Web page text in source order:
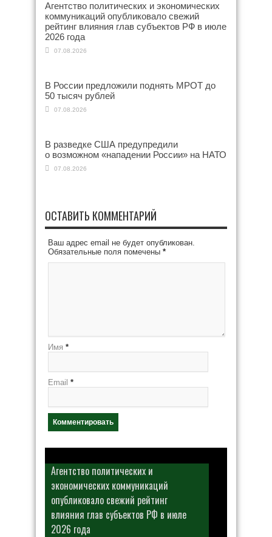
Агентство политических и экономических
коммуникаций опубликовало свежий
рейтинг влияния глав субъектов РФ в июле
2026 года
07.08.2026
В России предложили поднять МРОТ до
50 тысяч рублей
07.08.2026
В разведке США предупредили
о возможном «нападении России» на НАТО
07.08.2026
ОСТАВИТЬ КОММЕНТАРИЙ
Ваш адрес email не будет опубликован.
Обязательные поля помечены *
Имя *
Email *
Агентство политических и
экономических коммуникаций
опубликовало свежий рейтинг
влияния глав субъектов РФ в июле
2026 года